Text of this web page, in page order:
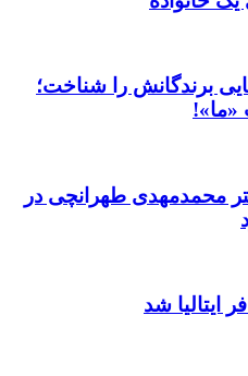
برندگانش را شناخت؛
محمدمهدی طهرانچی در
شد